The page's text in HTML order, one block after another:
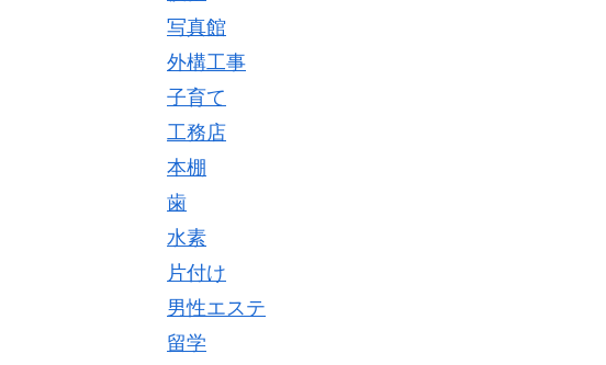
写真館
外構工事
子育て
工務店
本棚
歯
水素
片付け
男性エステ
留学